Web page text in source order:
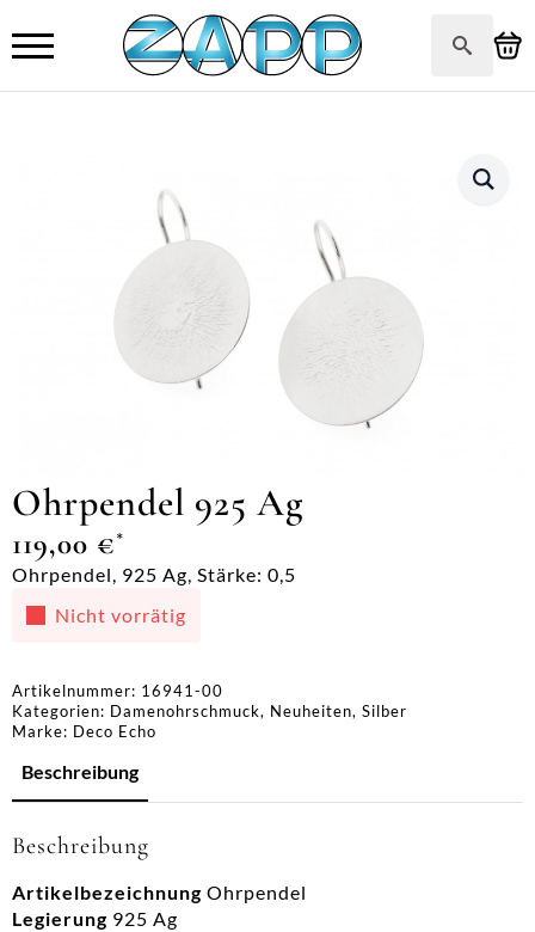
Search
Ohrpendel 925 Ag
119,00 €*
Ohrpendel, 925 Ag, Stärke: 0,5
Nicht vorrätig
Artikelnummer: 16941-00
Kategorien: Damenohrschmuck, Neuheiten, Silber
Marke: Deco Echo
Beschreibung
Beschreibung
Artikelbezeichnung Ohrpendel
Legierung 925 Ag